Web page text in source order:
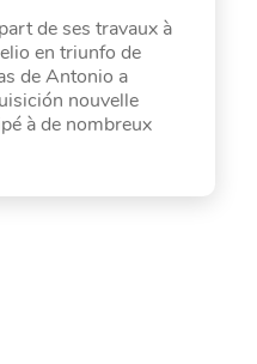
de ses travaux à
en triunfo de
de Antonio a
nouvelle
à de nombreux